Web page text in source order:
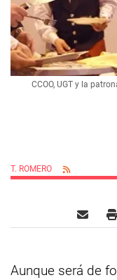
CCOO, UGT y la
T. ROMERO
Aunque será de